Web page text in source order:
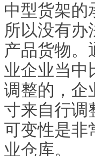
中型货架的
所以没有办
产品货物。
业企业当中
调整的，企
寸来自行调
可变性是非
业仓库。